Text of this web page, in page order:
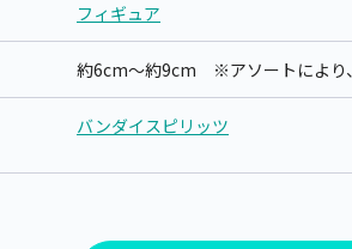
フィギュア
約6cm～約9cm ※アソートにより
バンダイスピリッツ